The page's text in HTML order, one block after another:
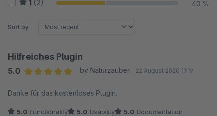
1 (2) 40 %
Sort by
Hilfreiches Plugin
5.0
by Naturzauber 22 August 2020 11:19
Danke für das kostenloses Plugin.
5.0 Functionality 5.0 Usability 5.0 Documentation